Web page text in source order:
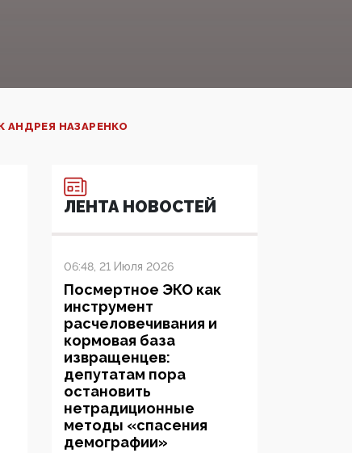
АНДРЕЯ НАЗАРЕНКО
ЛЕНТА НОВОСТЕЙ
06:48, 21 Июля 2026
Посмертное ЭКО как
инструмент
расчеловечивания и
кормовая база
извращенцев:
депутатам пора
остановить
нетрадиционные
методы «спасения
демографии»